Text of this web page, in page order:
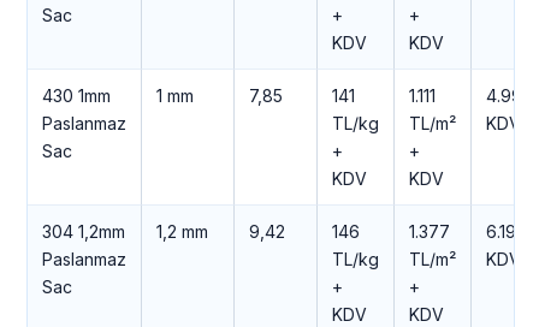
Sac
+
KDV
+
KDV
430 1mm
Paslanmaz
Sac
1 mm 7,85
141
TL/kg
+
KDV
1.111
TL/m²
+
KDV
4.997
KDV
304 1,2mm
Paslanmaz
Sac
1,2 mm 9,42
146
TL/kg
+
KDV
1.377
TL/m²
+
KDV
6.197
KDV